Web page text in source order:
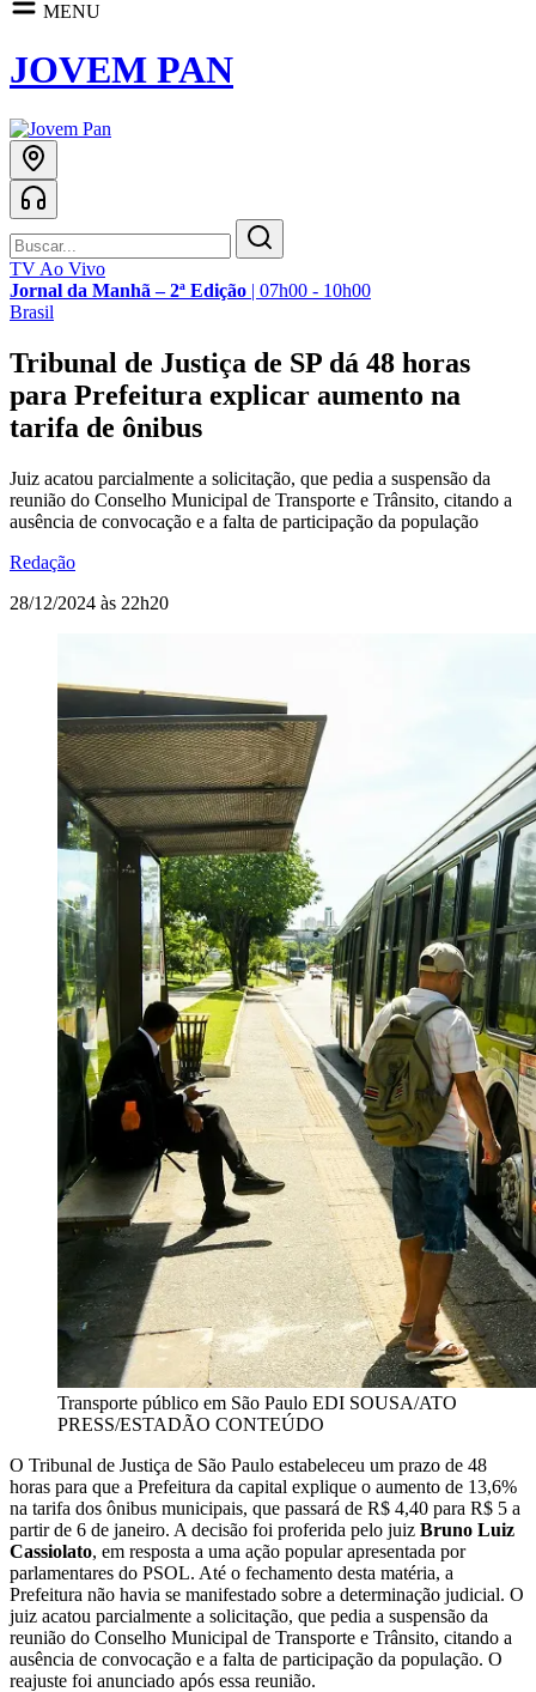
MENU
JOVEM PAN
TV Ao Vivo
Jornal da Manhã – 2ª Edição | 07h00 - 10h00
Brasil
Tribunal de Justiça de SP dá 48 horas
para Prefeitura explicar aumento na
tarifa de ônibus
Juiz acatou parcialmente a solicitação, que pedia a suspensão da
reunião do Conselho Municipal de Transporte e Trânsito, citando a
ausência de convocação e a falta de participação da população
Redação
28/12/2024 às 22h20
Transporte público em São Paulo EDI SOUSA/ATO
PRESS/ESTADÃO CONTEÚDO
O Tribunal de Justiça de São Paulo estabeleceu um prazo de 48
horas para que a Prefeitura da capital explique o aumento de 13,6%
na tarifa dos ônibus municipais, que passará de R$ 4,40 para R$ 5 a
partir de 6 de janeiro. A decisão foi proferida pelo juiz Bruno Luiz
Cassiolato, em resposta a uma ação popular apresentada por
parlamentares do PSOL. Até o fechamento desta matéria, a
Prefeitura não havia se manifestado sobre a determinação judicial. O
juiz acatou parcialmente a solicitação, que pedia a suspensão da
reunião do Conselho Municipal de Transporte e Trânsito, citando a
ausência de convocação e a falta de participação da população. O
reajuste foi anunciado após essa reunião.